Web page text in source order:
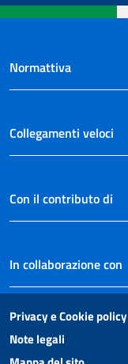
Normattiva
Collegamenti veloci
Con il contributo di
In collaborazione con
Privacy e Cookie policy
Note legali